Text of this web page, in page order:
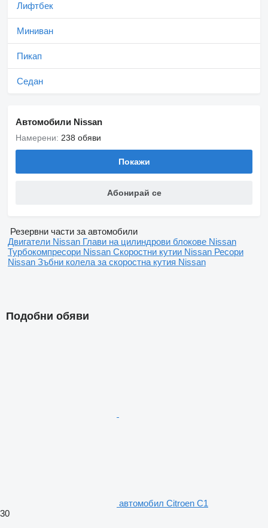
Лифтбек
Миниван
Пикап
Седан
Автомобили Nissan
Намерени: 238 обяви
Покажи
Абонирай се
Резервни части за автомобили
Двигатели Nissan Глави на цилиндрови блокове Nissan
Турбокомпресори Nissan Скоростни кутии Nissan Ресори
Nissan Зъбни колела за скоростна кутия Nissan
Подобни обяви
автомобил Citroen C1
30